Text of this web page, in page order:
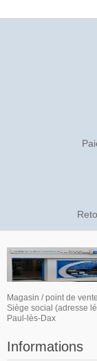
Magasin / point de
Siège social (adresse
Paul-lès-Dax
Informations